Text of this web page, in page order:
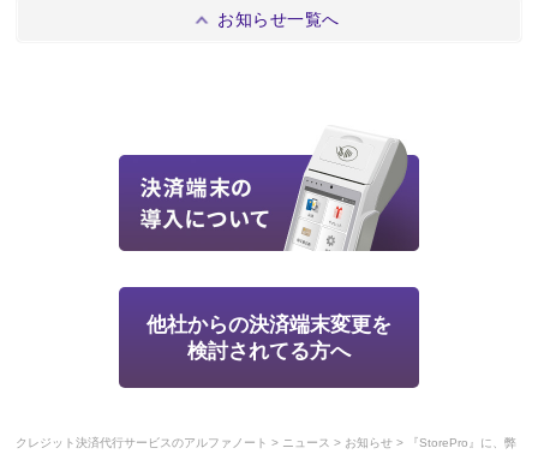
お知らせ一覧へ
他社からの決済端末変更を
検討されてる方へ
クレジット決済代行サービスのアルファノート > ニュース > お知らせ >
『StorePro』に、弊